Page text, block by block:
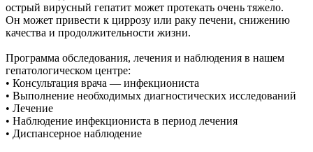
острый вирусный гепатит может протекать очень тяжело.
Он может привести к циррозу или раку печени, снижению
качества и продолжительности жизни.
Программа обследования, лечения и наблюдения в нашем
гепатологическом центре:
• Консультация врача — инфекциониста
• Выполнение необходимых диагностических исследований
• Лечение
• Наблюдение инфекциониста в период лечения
• Диспансерное наблюдение